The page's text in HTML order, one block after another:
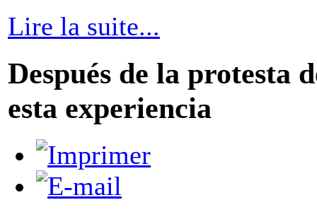
Lire la suite...
Después de la protesta
esta experiencia